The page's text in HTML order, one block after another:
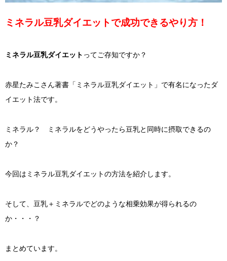
ミネラル豆乳ダイエットで成功できるやり方！
ミネラル豆乳ダイエット ってご存知ですか？
赤星たみこさん著書「ミネラル豆乳ダイエット」で有名になったダ
イエット法です。
ミネラル？ ミネラルをどうやったら豆乳と同時に摂取できるの
か？
今回はミネラル豆乳ダイエットの方法を紹介します。
そして、豆乳＋ミネラルでどのような相乗効果が得られるの
か・・・？
まとめています。